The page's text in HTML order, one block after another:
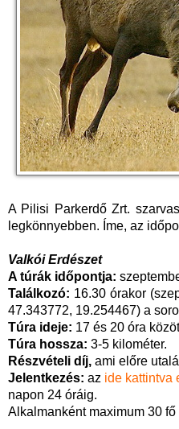
A Pilisi Parkerdő Zrt.
legkönnyebben. Íme, az
Valkói Erdészet
A túrák időpontja:
Találkozó: 16.30 órakor
47.343772, 19.254467) a
Túra ideje: 17 és 20 óra
Túra hossza: 3-5 kilométer.
Részvételi díj, ami előre
Jelentkezés: az ide kattintva
napon 24 óráig.
Alkalmanként maximum 30